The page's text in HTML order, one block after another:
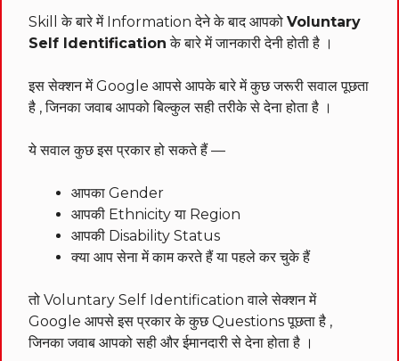
Skill के बारे में Information देने के बाद आपको Voluntary
Self Identification के बारे में जानकारी देनी होती है ।
इस सेक्शन में Google आपसे आपके बारे में कुछ जरूरी सवाल पूछता
है , जिनका जवाब आपको बिल्कुल सही तरीके से देना होता है ।
ये सवाल कुछ इस प्रकार हो सकते हैं —
आपका Gender
आपकी Ethnicity या Region
आपकी Disability Status
क्या आप सेना में काम करते हैं या पहले कर चुके हैं
तो Voluntary Self Identification वाले सेक्शन में
Google आपसे इस प्रकार के कुछ Questions पूछता है ,
जिनका जवाब आपको सही और ईमानदारी से देना होता है ।